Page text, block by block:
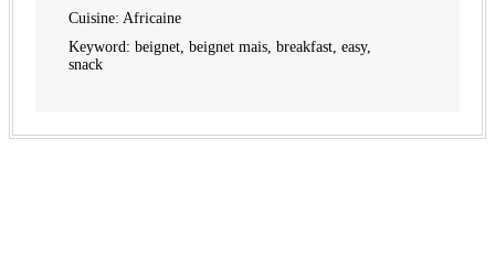
Cuisine: Africaine
Keyword: beignet, beignet mais, breakfast, easy,
snack